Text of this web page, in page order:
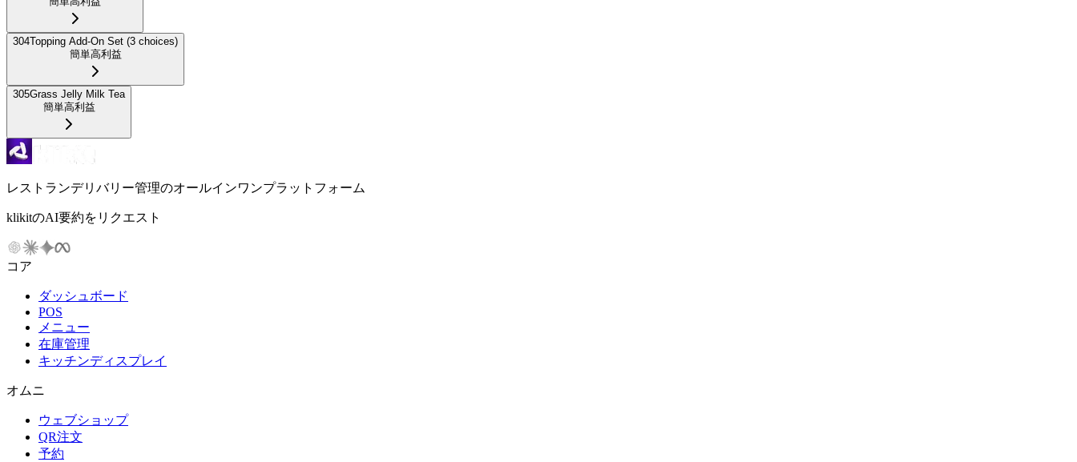
304Topping Add-On Set (3 choices)
簡単高利益
305Grass Jelly Milk Tea
簡単高利益
レストランデリバリー管理のオールインワンプラットフォーム
klikitのAI要約をリクエスト
コア
ダッシュボード
POS
メニュー
在庫管理
キッチンディスプレイ
オムニ
ウェブショップ
QR注文
予約